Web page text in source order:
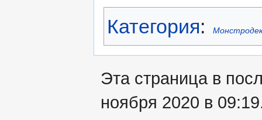
Категория:
Эта страница в
ноября 2020 в